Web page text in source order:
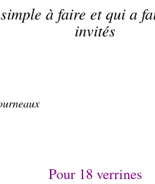
à faire et qui a
invités
Pour 18 verrines